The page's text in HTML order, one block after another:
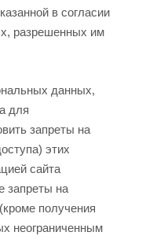
в согласии
разрешенных им
данных,
для
запреты на
этих
сайта
запреты на
получения
неограниченным